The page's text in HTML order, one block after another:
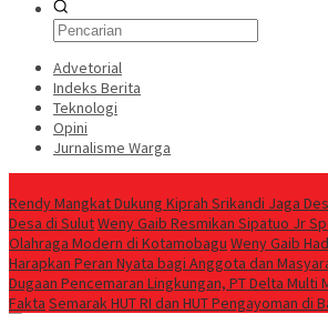
Advetorial
Indeks Berita
Teknologi
Opini
Jurnalisme Warga
Rendy Mangkat Dukung Kiprah Srikandi Jaga
Desa di SulutWeny Gaib Resmikan Sipatuo Jr
Olahraga Modern di Kotamobagu Weny Gaib
Harapkan Peran Nyata bagi Anggota dan
Dugaan Pencemaran Lingkungan, PT Delta Multi
Fakta Semarak HUT RI dan HUT Pengayoman di